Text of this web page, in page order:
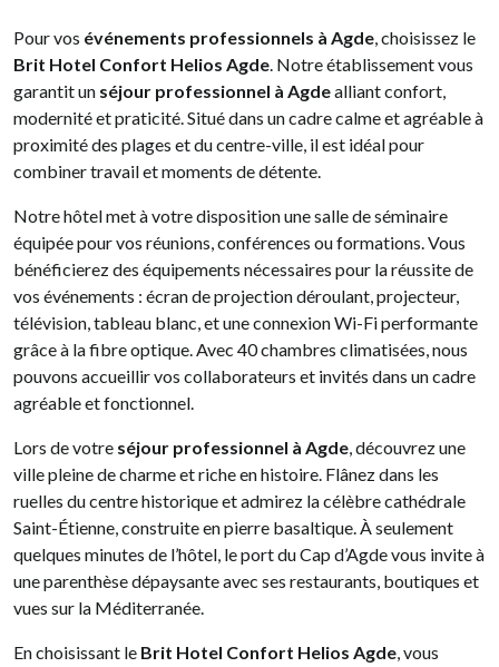
Pour vos événements professionnels à Agde, choisissez le
Brit Hotel Confort Helios Agde. Notre établissement vous
garantit un séjour professionnel à Agdealliant confort,
modernité et praticité. Situé dans un cadre calme et agréable à
proximité des plages et du centre-ville, il est idéal pour
combiner travail et moments de détente.
Notre hôtel met à votre disposition une salle de séminaire
équipée pour vos réunions, conférences ou formations. Vous
bénéficierez des équipements nécessaires pour la réussite de
vos événements : écran de projection déroulant, projecteur,
télévision, tableau blanc, et une connexion Wi-Fi performante
grâce à la fibre optique. Avec 40 chambres climatisées, nous
pouvons accueillir vos collaborateurs et invités dans un cadre
agréable et fonctionnel.
Lors de votre séjour professionnel à Agde, découvrez une
ville pleine de charme et riche en histoire. Flânez dans les
ruelles du centre historique et admirez la célèbre cathédrale
Saint-Étienne, construite en pierre basaltique. À seulement
quelques minutes de l’hôtel, le port du Cap d’Agde vous invite à
une parenthèse dépaysante avec ses restaurants, boutiques et
vues sur la Méditerranée.
En choisissant le Brit Hotel Confort Helios Agde, vous